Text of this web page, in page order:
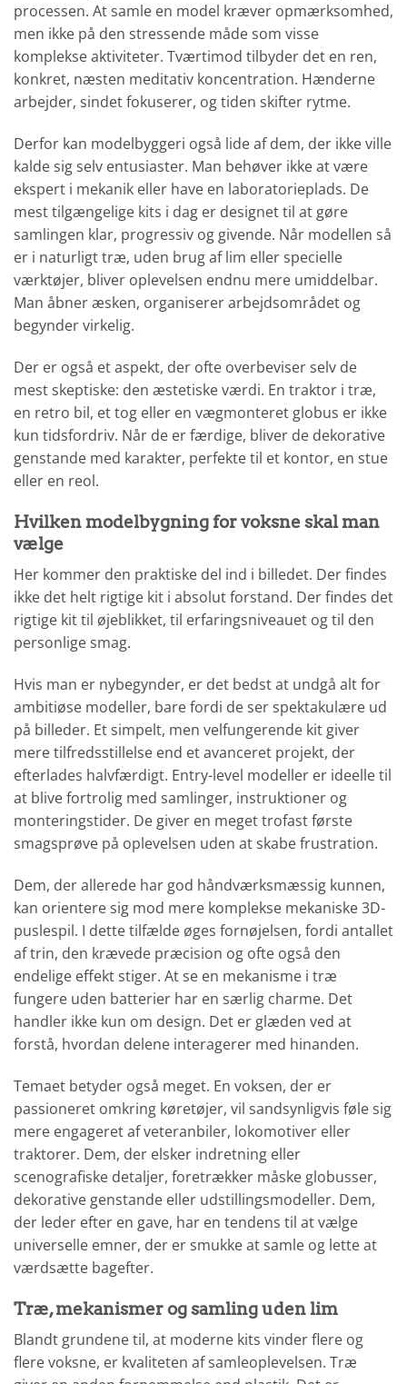
processen. At samle en model kræver opmærksomhed,
men ikke på den stressende måde som visse
komplekse aktiviteter. Tværtimod tilbyder det en ren,
konkret, næsten meditativ koncentration. Hænderne
arbejder, sindet fokuserer, og tiden skifter rytme.
Derfor kan modelbyggeri også lide af dem, der ikke ville
kalde sig selv entusiaster. Man behøver ikke at være
ekspert i mekanik eller have en laboratorieplads. De
mest tilgængelige kits i dag er designet til at gøre
samlingen klar, progressiv og givende. Når modellen så
er i naturligt træ, uden brug af lim eller specielle
værktøjer, bliver oplevelsen endnu mere umiddelbar.
Man åbner æsken, organiserer arbejdsområdet og
begynder virkelig.
Der er også et aspekt, der ofte overbeviser selv de
mest skeptiske: den æstetiske værdi. En traktor i træ,
en retro bil, et tog eller en vægmonteret globus er ikke
kun tidsfordriv. Når de er færdige, bliver de dekorative
genstande med karakter, perfekte til et kontor, en stue
eller en reol.
Hvilken modelbygning for voksne skal man
vælge
Her kommer den praktiske del ind i billedet. Der findes
ikke det helt rigtige kit i absolut forstand. Der findes det
rigtige kit til øjeblikket, til erfaringsniveauet og til den
personlige smag.
Hvis man er nybegynder, er det bedst at undgå alt for
ambitiøse modeller, bare fordi de ser spektakulære ud
på billeder. Et simpelt, men velfungerende kit giver
mere tilfredsstillelse end et avanceret projekt, der
efterlades halvfærdigt. Entry-level modeller er ideelle til
at blive fortrolig med samlinger, instruktioner og
monteringstider. De giver en meget trofast første
smagsprøve på oplevelsen uden at skabe frustration.
Dem, der allerede har god håndværksmæssig kunnen,
kan orientere sig mod mere komplekse mekaniske 3D-
puslespil. I dette tilfælde øges fornøjelsen, fordi antallet
af trin, den krævede præcision og ofte også den
endelige effekt stiger. At se en mekanisme i træ
fungere uden batterier har en særlig charme. Det
handler ikke kun om design. Det er glæden ved at
forstå, hvordan delene interagerer med hinanden.
Temaet betyder også meget. En voksen, der er
passioneret omkring køretøjer, vil sandsynligvis føle sig
mere engageret af veteranbiler, lokomotiver eller
traktorer. Dem, der elsker indretning eller
scenografiske detaljer, foretrækker måske globusser,
dekorative genstande eller udstillingsmodeller. Dem,
der leder efter en gave, har en tendens til at vælge
universelle emner, der er smukke at samle og lette at
værdsætte bagefter.
Træ, mekanismer og samling uden lim
Blandt grundene til, at moderne kits vinder flere og
flere voksne, er kvaliteten af samleoplevelsen. Træ